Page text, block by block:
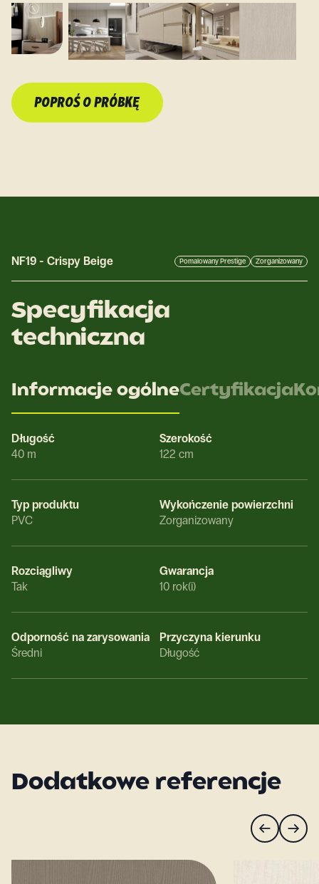
POPROŚ O PRÓBKĘ
NF19 - Crispy Beige Pomalowany Prestige Zorganizowany
Specyfikacja
techniczna
Informacje ogólneCertyfikacja
Długość
40 m
Szerokość
122 cm
Typ produktu
PVC
Wykończenie powierzchni
Zorganizowany
Rozciągliwy
Tak
Gwarancja
10 rok(i)
Odporność na zarysowania
Średni
Przyczyna kierunku
Długość
Dodatkowe referencje